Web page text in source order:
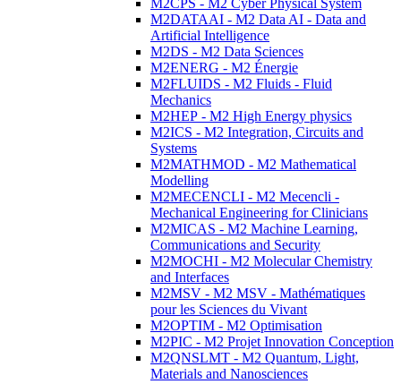
M2CPS - M2 Cyber Physical System
M2DATAAI - M2 Data AI - Data and
Artificial Intelligence
M2DS - M2 Data Sciences
M2ENERG - M2 Énergie
M2FLUIDS - M2 Fluids - Fluid
Mechanics
M2HEP - M2 High Energy physics
M2ICS - M2 Integration, Circuits and
Systems
M2MATHMOD - M2 Mathematical
Modelling
M2MECENCLI - M2 Mecencli -
Mechanical Engineering for Clinicians
M2MICAS - M2 Machine Learning,
Communications and Security
M2MOCHI - M2 Molecular Chemistry
and Interfaces
M2MSV - M2 MSV - Mathématiques
pour les Sciences du Vivant
M2OPTIM - M2 Optimisation
M2PIC - M2 Projet Innovation Conception
M2QNSLMT - M2 Quantum, Light,
Materials and Nanosciences